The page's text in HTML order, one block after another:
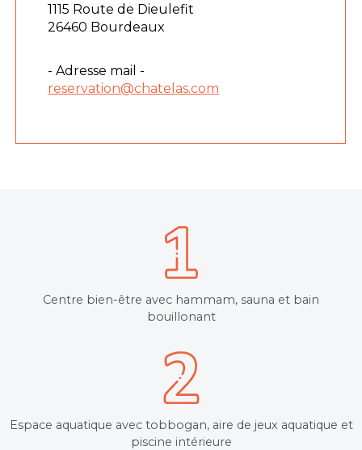
Centre bien-être avec hammam, sauna et bain
bouillonant
Espace aquatique avec tobbogan, aire de jeux aquatique et
piscine intérieure
1115 Route de Dieulefit
26460 Bourdeaux
- Adresse mail -
reservation@chatelas.com